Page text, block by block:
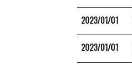
2023/01/01
2023/01/01